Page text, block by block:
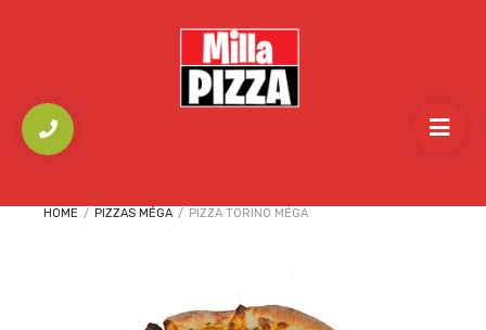
HOME / PIZZAS MÉGA / PIZZA TORINO MÉGA